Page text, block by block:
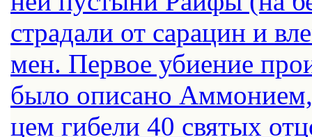
стра­да­ли от са­ра­цин и
мен. Пер­вое уби­е­ние
бы­ло опи­са­но
цем ги­бе­ли 40 свя­тых